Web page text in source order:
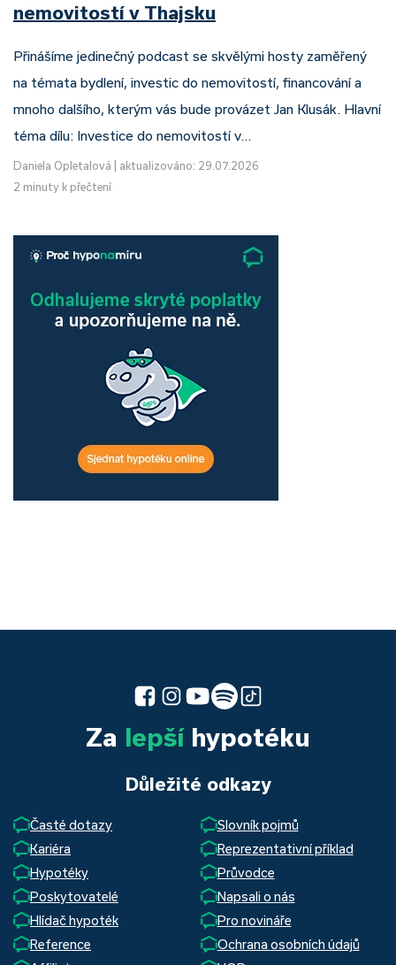
nemovitostí v Thajsku
Přinášíme jedinečný podcast se skvělými hosty zaměřený
na témata bydlení, investic do nemovitostí, financování a
mnoho dalšího, kterým vás bude provázet Jan Klusák. Hlavní
téma dílu: Investice do nemovitostí v…
Daniela Opletalová
aktualizováno: 29.07.2026
2 minuty k přečtení
Za lepšíhypotéku
Důležité odkazy
Časté dotazy
Slovník pojmů
Kariéra
Reprezentativní příklad
Hypotéky
Průvodce
Poskytovatelé
Napsali o nás
Hlídač hypoték
Pro novináře
Reference
Ochrana osobních údajů